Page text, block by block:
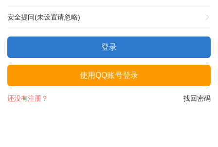
安全提问(未设置请忽略)
登录
使用QQ账号登录
找回密码
还没有注册？